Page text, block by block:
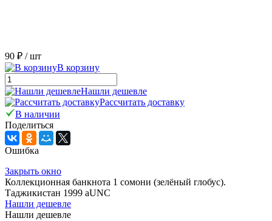
90 ₽ / шт
В корзину
Нашли дешевле
Рассчитать доставку
В наличии
Поделиться
Ошибка
Закрыть окно
Коллекционная банкнота 1 сомони (зелёный глобус).
Таджикистан 1999 aUNC
Нашли дешевле
Нашли дешевле